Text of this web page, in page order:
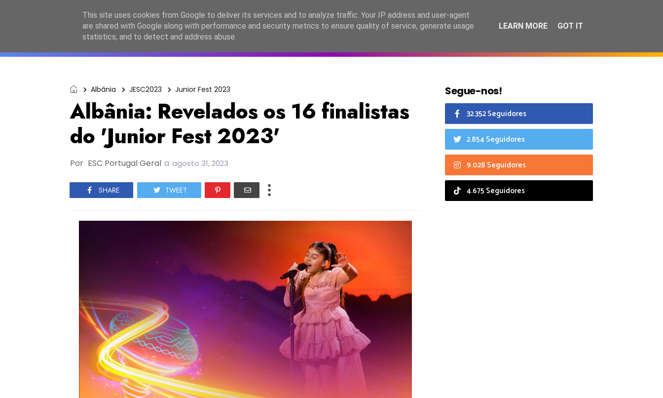
ESC2027 JESC2026 FC2026 EASC2026 PORTUGAL LANÇAMENTOS ESPECIAIS CALENDÁRIO
Albânia JESC2023 Junior Fest 2023
Albânia: Revelados os 16 finalistas
do 'Junior Fest 2023'
Por ESC Portugal Geral a agosto 31, 2023
SHARE TWEET
Segue-nos!
32.352 Seguidores
2.854 Seguidores
9.028 Seguidores
4.675 Seguidores
This site uses cookies from Google to deliver its services and to analyze traffic. Your IP address and user-agent
are shared with Google along with performance and security metrics to ensure quality of service, generate usage
statistics, and to detect and address abuse.
LEARN MORE GOT IT